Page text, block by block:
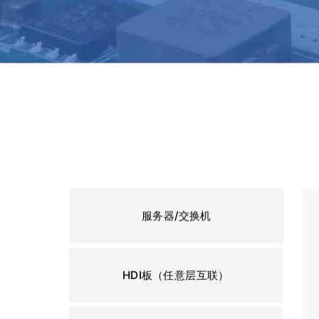
服务器/交换机
HDI板（任意层互联）